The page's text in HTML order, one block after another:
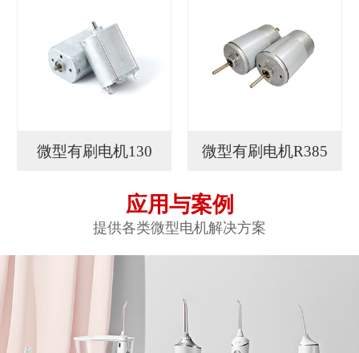
微型有刷电机130 微型有刷电机R385
应用与案例
提供各类微型电机解决方案